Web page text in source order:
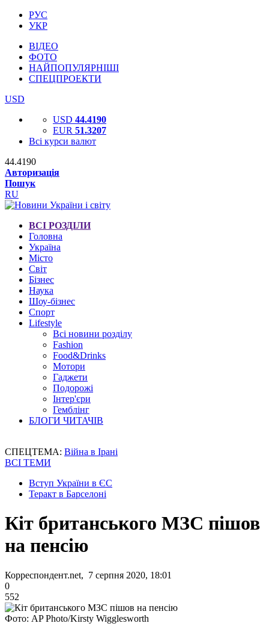
РУС
УКР
ВІДЕО
ФОТО
НАЙПОПУЛЯРНІШІ
СПЕЦПРОЕКТИ
USD
USD 44.4190
EUR 51.3207
Всі курси валют
44.4190
Авторизація
Пошук
RU
ВСІ РОЗДІЛИ
Головна
Україна
Місто
Світ
Бізнес
Наука
Шоу-бізнес
Спорт
Lifestyle
Всі новини розділу
Fashion
Food&Drinks
Мотори
Гаджети
Подорожі
Інтер'єри
Гемблінг
БЛОГИ ЧИТАЧІВ
СПЕЦТЕМА: Війна в Ірані
ВСІ ТЕМИ
Вступ України в ЄС
Теракт в Барселоні
Кіт британського МЗС пішов
на пенсію
Корреспондент.net, 7 серпня 2020, 18:01
0
552
Фото: AP Photo/Kirsty Wigglesworth